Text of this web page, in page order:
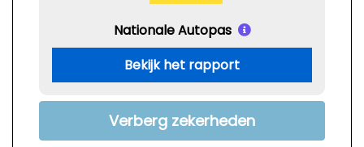
Nationale Autopas
Bekijk het rapport
Verberg zekerheden